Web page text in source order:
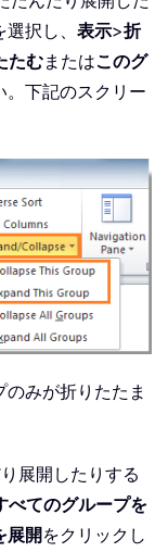
択し、 表示>折
たむまたはこのグ
。下記のスクリー
みが折りたたま
展開したりする
べてのグループを
展開をクリックし